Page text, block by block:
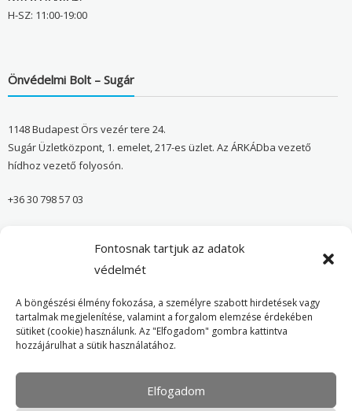
Fontosnak tartjuk az adatok
védelmét
A böngészési élmény fokozása, a személyre szabott hirdetések vagy
tartalmak megjelenítése, valamint a forgalom elemzése érdekében
sütiket (cookie) használunk. Az "Elfogadom" gombra kattintva
hozzájárulhat a sütik használatához.
Elfogadom
H-SZ: 11:00-19:00
Önvédelmi Bolt – Sugár
1148 Budapest Örs vezér tere 24.
Sugár Üzletközpont, 1. emelet, 217-es üzlet. Az ÁRKÁDba vezető
hídhoz vezető folyosón.
+36 30 798 57 03
Önvédelmi Bolt – Főoldal
Adatvédelmi tájékoztató